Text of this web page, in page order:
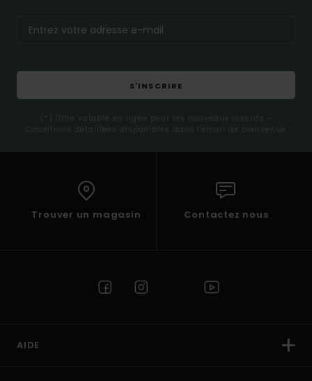
S'INSCRIRE
(*) Offre valable en ligne pour les nouveaux inscrits -
Conditions détaillées disponibles dans l'email de bienvenue
Trouver un magasin Contactez nous
AIDE